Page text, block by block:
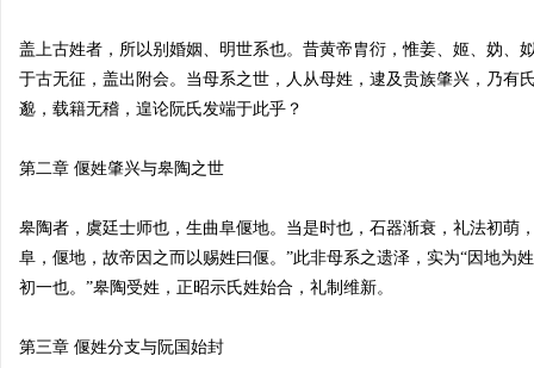
盖上古姓者，所以别婚姻、明世系也。昔黄帝胄衍，惟姜、姬、妫、
于古无征，盖出附会。当母系之世，人从母姓，逮及贵族肇兴，乃有
邈，载籍无稽，遑论阮氏发端于此乎？
第二章 偃姓肇兴与皋陶之世
皋陶者，虞廷士师也，生曲阜偃地。当是时也，石器渐衰，礼法初萌
阜，偃地，故帝因之而以赐姓曰偃。”此非母系之遗泽，实为“因地为
初一也。”皋陶受姓，正昭示氏姓始合，礼制维新。
第三章 偃姓分支与阮国始封